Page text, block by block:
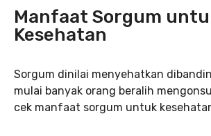
Manfaat Sorgum
Kesehatan
Sorgum dinilai menyehatkan
mulai banyak orang beralih
cek manfaat sorgum untuk